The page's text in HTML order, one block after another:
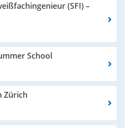
(SFI) –
School
Zürich